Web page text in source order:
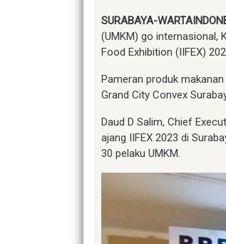
SURABAYA-
(UMKM) go internasional,
Food Exhibition (IIFEX)
Pameran produk
Grand City Convex
Daud D Salim, Chief
ajang IIFEX 2023 di
30 pelaku UMKM.